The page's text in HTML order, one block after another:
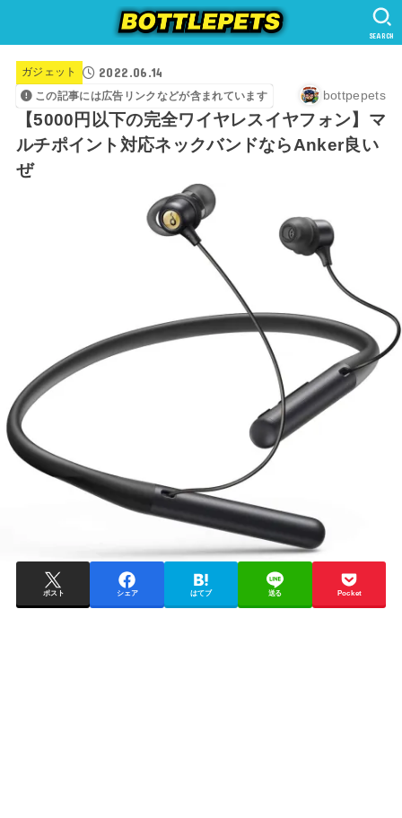
SEARCH
ガジェット 2022.06.14
この記事には広告リンクなどが含まれています bottpepets
【5000円以下の完全ワイヤレスイヤフォン】マ
ルチポイント対応ネックバンドならAnker良い
ぜ
ポスト シェア はてブ 送る Pocket